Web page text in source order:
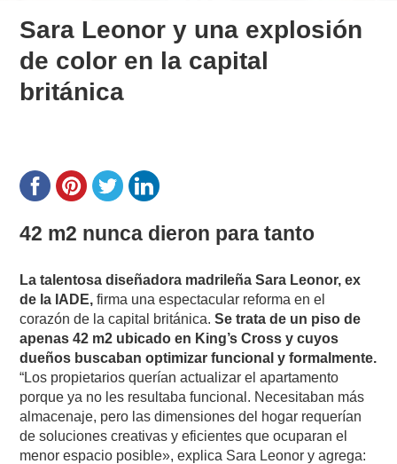
Sara Leonor y una explosión
de color en la capital
británica
42 m2 nunca dieron para tanto
La talentosa diseñadora madrileña Sara Leonor, ex
de la IADE, firma una espectacular reforma en el
corazón de la capital británica.Se trata de un piso de
apenas 42 m2 ubicado en King’s Cross y cuyos
dueños buscaban optimizar funcional y formalmente.
“Los propietarios querían actualizar el apartamento
porque ya no les resultaba funcional. Necesitaban más
almacenaje, pero las dimensiones del hogar requerían
de soluciones creativas y eficientes que ocuparan el
menor espacio posible», explica Sara Leonor y agrega: